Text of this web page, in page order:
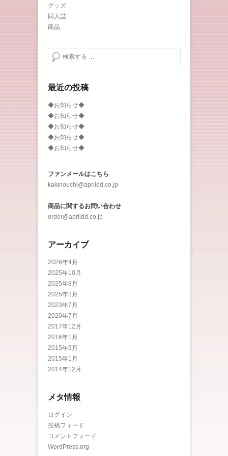
グッズ
同人誌
商品
検索する
最近の投稿
◆お知らせ◆
◆お知らせ◆
◆お知らせ◆
◆お知らせ◆
◆お知らせ◆
ファンメールはこちら
kakinouchi@aprildd.co.jp
商品に関するお問い合わせ
order@aprildd.co.jp
アーカイブ
2026年4月
2025年10月
2025年8月
2025年2月
2023年7月
2020年7月
2017年12月
2016年1月
2015年9月
2015年1月
2014年12月
メタ情報
ログイン
投稿フィード
コメントフィード
WordPress.org